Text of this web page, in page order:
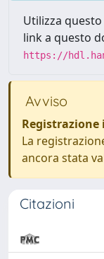
Utilizza
link a questo
https://
Avviso
Registrazione
La
ancora stata
Citazioni